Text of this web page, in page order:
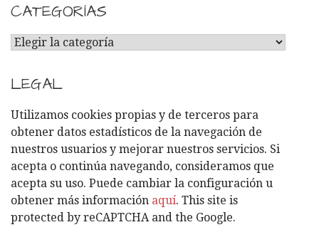
CATEGORÍAS
C
T
E
G
O
R
Í
A
S
LEGAL
Utilizamos cookies propias y de terceros para
obtener datos estadísticos de la navegación de
nuestros usuarios y mejorar nuestros servicios. Si
acepta o continúa navegando, consideramos que
acepta su uso. Puede cambiar la configuración u
obtener más información aquí. This site is
protected by reCAPTCHA and the Google.